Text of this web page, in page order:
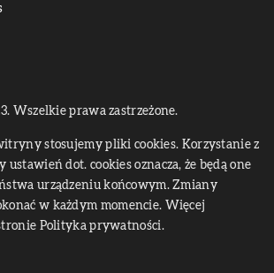
Wszelkie prawa zastrzeżone.
stosujemy pliki cookies. Korzystanie z
dot. cookies oznacza, że będą one
urządzeniu końcowym. Zmiany
w każdym momencie. Więcej
Polityka prywatności.